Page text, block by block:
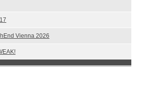
Vienna 2026